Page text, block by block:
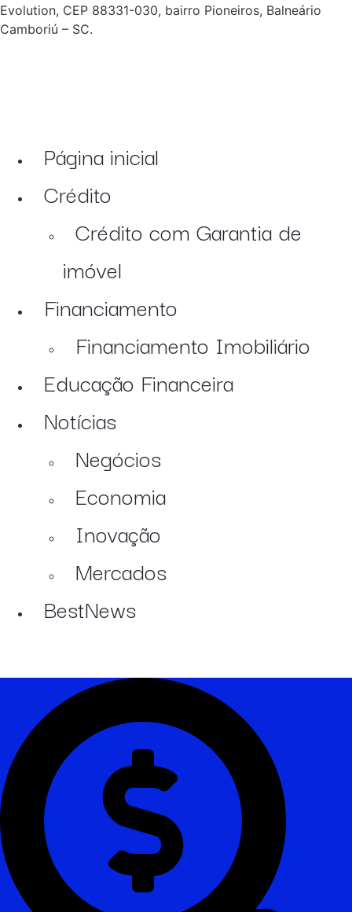
Evolution, CEP 88331-030, bairro Pioneiros, Balneário
Camboriú – SC.
Página inicial
Crédito
Crédito com Garantia de
imóvel
Financiamento
Financiamento Imobiliário
Educação Financeira
Notícias
Negócios
Economia
Inovação
Mercados
BestNews